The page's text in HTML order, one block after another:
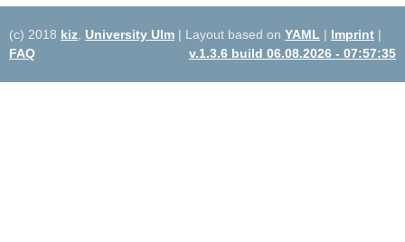
(c) 2018 kiz University Ulm | Layout based on YAML | Imprint |
FAQ
v.1.3.6 build 06.08.2026 - 07:57:35